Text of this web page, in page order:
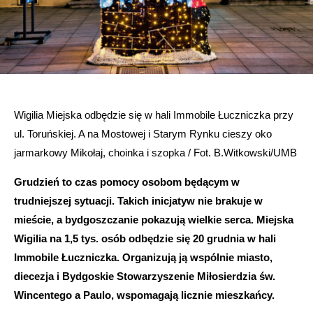
Wigilia Miejska odbędzie się w hali Immobile Łuczniczka przy
ul. Toruńskiej. A na Mostowej i Starym Rynku cieszy oko
jarmarkowy Mikołaj, choinka i szopka / Fot. B.Witkowski/UMB
Grudzień to czas pomocy osobom będącym w
trudniejszej sytuacji. Takich inicjatyw nie brakuje w
mieście, a bydgoszczanie pokazują wielkie serca. Miejska
Wigilia na 1,5 tys. osób odbędzie się 20 grudnia w hali
Immobile Łuczniczka. Organizują ją wspólnie miasto,
diecezja i Bydgoskie Stowarzyszenie Miłosierdzia św.
Wincentego a Paulo, wspomagają licznie mieszkańcy.